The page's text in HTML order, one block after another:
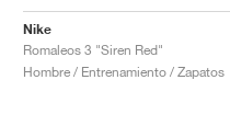
Nike
Romaleos 3 "Siren Red"
Hombre / Entrenamiento / Zapatos